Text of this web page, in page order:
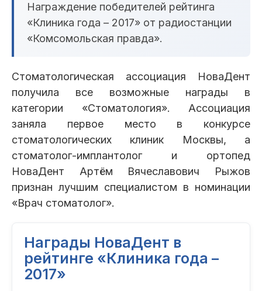
Чистка Отбеливание
Детская
стоматология
Диагностика Лечение десен
Петровско-
Центр доктора
Богатова
Химки Ленинский Чертановская
Центр доктора
Рыжова
Все клиники и франшизы (10)
Цены
Отзывы
Акции
Награждение победителей рейтинга
«Клиника года – 2017» от радиостанции
«Комсомольская правда».
Стоматологическая ассоциация НоваДент
получила все возможные награды в
категории «Стоматология». Ассоциация
заняла первое место в конкурсе
стоматологических клиник Москвы, а
стоматолог-имплантолог и ортопед
НоваДент Артём Вячеславович Рыжов
признан лучшим специалистом в номинации
«Врач стоматолог».
Награды НоваДент в
рейтинге «Клиника года –
2017»